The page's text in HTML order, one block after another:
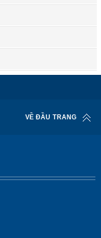
VỀ ĐẦU TRANG